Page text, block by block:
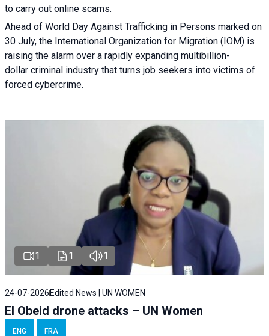
to carry out online scams.
Ahead of World Day Against Trafficking in Persons marked on
30 July, the International Organization for Migration (IOM) is
raising the alarm over a rapidly expanding multibillion-
dollar criminal industry that turns job seekers into victims of
forced cybercrime.
1 1 1
24-07-2026 Edited News | UN WOMEN
El Obeid drone attacks – UN Women
ENG FRA